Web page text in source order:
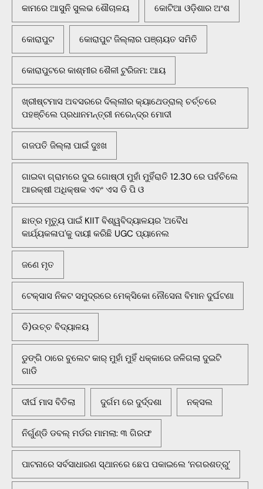
କାମରେ ଆସୁନି ସୁଲଭ ଶୌଚାଳୟ କୋଟିଆ ଓଡ଼ିଶାର ଅଂଶ
କୋରାପୁଟ କୋରାପୁଟ ଜିଲ୍ଲାର ପଞ୍ଚାୟତ ସମିତି
କୋରାପୁଟରେ କାଶ୍ମୀର ଶୈଳୀ ଟୁରିଜମ: ଆୟ
ଖ୍ରୀଷ୍ଟମାସ ଅବସରରେ ଦିଲ୍ଲୀର କ୍ୟାଥେଡ୍ରାଲ୍ ଚର୍ଚ୍ଚରେ
ପହଞ୍ଚିଲେ ପ୍ରଧାନମନ୍ତ୍ରୀ ନରେନ୍ଦ୍ର ମୋଦୀ
ଗଜପତି ଜିଲ୍ଲା ପାଇଁ ଦୁଃଖ
ଗାଇବା ଗ୍ରାମରେ ଦୁଇ ଗୋଷ୍ଠୀ ମୁହାଁ ମୁହିଁରାତି 12.30 ରେ ପହଁଚିଲେ
ଆରକ୍ଷୀ ଅଧିକ୍ଷକ ଏବଂ ଏସ ଡି ପି ଓ
ଛାତ୍ର ମୃତ୍ୟୁ ପାଇଁ KIIT ବିଶ୍ୱବିଦ୍ୟାଳୟର 'ଅବୈଧ
କାର୍ଯ୍ୟକଳାପ'କୁ ଦାୟୀ କରିଛି UGC ପ୍ୟାନେଲ
ଜଣେ ମୃତ
ଟେକ୍ସାସ ନିକଟ ସମୁଦ୍ରରେ ମେକ୍ସିକୋ ନୌସେନା ବିମାନ ଦୁର୍ଘଟଣା
ଡି)ଉଚ୍ଚ ବିଦ୍ୟାଳୟ
ଡୁଙ୍ଗି ଠାରେ ବୁଲେଟ କାର୍ ମୁହାଁ ମୁହିଁ ଧକ୍କାରେ ଜଳିଗଲା ଦୁଇଟି
ଗାଡି
ଦୀର୍ଘ ମାସ ବିତିଲା ଦୁର୍ଗମ ରେ ଦୁର୍ଦ୍ଦଶା ନକ୍ସଲ
ନିର୍ଗୁଣ୍ଡି ଡବଲ୍ ମର୍ଡର ମାମଲା: ୩ ଗିରଫ
ପାଟନାରେ ସର୍ବସାଧାରଣ ସ୍ଥାନରେ ଛେପ ପକାଇଲେ ‘ନଗରଶତ୍ରୁ’